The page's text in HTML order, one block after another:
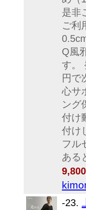
是非
ご利
Q風
す。
円で
心サ
ング
付け
付け
フル
ある
-23.